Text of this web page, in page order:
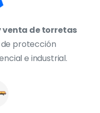
de torretas
protección
e industrial.